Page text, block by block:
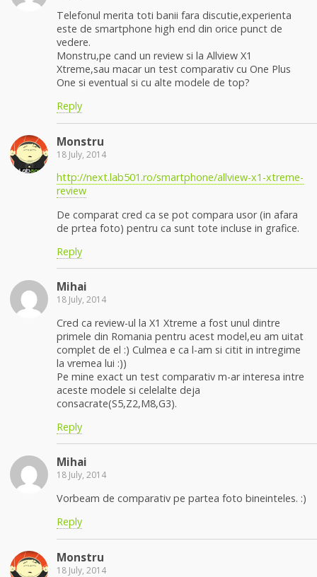
Telefonul merita toti banii fara discutie,experienta
este de smartphone high end din orice punct de
vedere.
Monstru,pe cand un review si la Allview X1
Xtreme,sau macar un test comparativ cu One Plus
One si eventual si cu alte modele de top?
Reply
Monstru
18 July, 2014
http://next.lab501.ro/smartphone/allview-x1-xtreme-
review
De comparat cred ca se pot compara usor (in afara
de prtea foto) pentru ca sunt tote incluse in grafice.
Reply
Mihai
18 July, 2014
Cred ca review-ul la X1 Xtreme a fost unul dintre
primele din Romania pentru acest model,eu am uitat
complet de el :) Culmea e ca l-am si citit in intregime
la vremea lui :))
Pe mine exact un test comparativ m-ar interesa intre
aceste modele si celelalte deja
consacrate(S5,Z2,M8,G3).
Reply
Mihai
18 July, 2014
Vorbeam de comparativ pe partea foto bineinteles. :)
Reply
Monstru
18 July, 2014